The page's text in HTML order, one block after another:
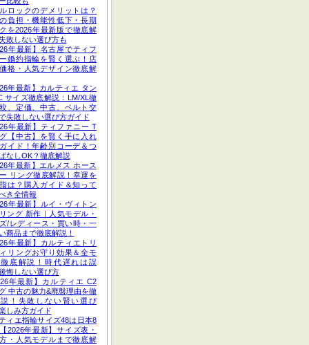
ロックのデメリットは？
負担・機能性低下・長期
を2026年最新版で徹底解
敗しない選び方も
年最新】名古屋でティフ
婚約指輪を賢く選ぶ！店
格・人気デザイン徹底解
年最新】カルティエ タン
サイズ徹底解説：LM/XL徹
、定価、中古、ベルト交
失敗しない選び方ガイド
年最新】ティファニー T
【中古】を賢く手に入れ
イド！年齢別コーデ＆つ
なしOK？徹底解説
年最新】エルメス ホース
リング徹底解説！幸運を
は？購入ガイド＆知って
き全情報
年最新】ルイ・ヴィトン
ング 新作｜人気モデル・
/レディース・買い時・一
商品まで徹底解説！
年最新】カルティエトリ
リングお守り効果＆全モ
底解説！時代遅れは誤
悔しない選び方
年最新】カルティエ C2
中古の魅力&廃盤理由を徹
説！失敗しない賢い選び
しみ方ガイド
ィエ指輪サイズ48は日本8
2026年最新】サイズ表・
・人気モデルまで徹底解